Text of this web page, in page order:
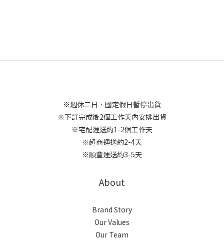
※週休二日、國定假日暫停出貨
※下訂完成後2個工作天內安排出貨
※宅配運送約1-2個工作天
※超商運送約2-4天
※順豐運送約3-5天
About
Brand Story
Our Values
Our Team